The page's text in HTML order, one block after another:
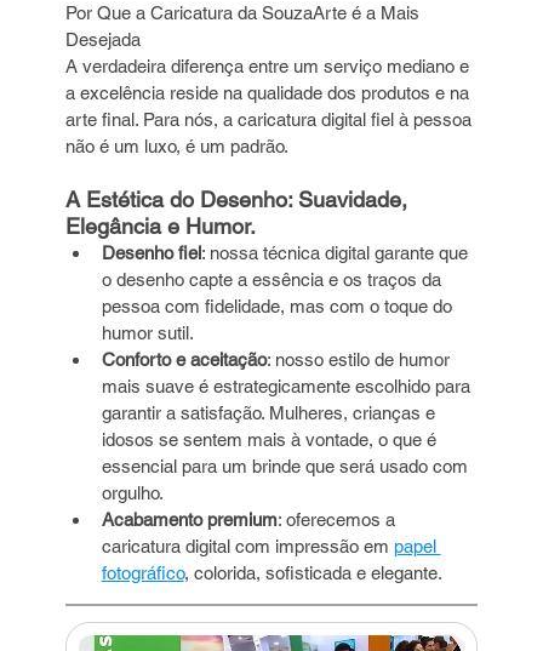
Por Que a Caricatura da SouzaArte é a Mais
Desejada
A verdadeira diferença entre um serviço mediano e
a excelência reside na qualidade dos produtos e na
arte final. Para nós, a caricatura digital fiel à pessoa
não é um luxo, é um padrão.
A Estética do Desenho: Suavidade,
Elegância e Humor.
Desenho fiel: nossa técnica digital garante que
o desenho capte a essência e os traços da
pessoa com fidelidade, mas com o toque do
humor sutil.
Conforto e aceitação: nosso estilo de humor
mais suave é estrategicamente escolhido para
garantir a satisfação. Mulheres, crianças e
idosos se sentem mais à vontade, o que é
essencial para um brinde que será usado com
orgulho.
Acabamento premium: oferecemos a
caricatura digital com impressão em papel
fotográfico, colorida, sofisticada e elegante.